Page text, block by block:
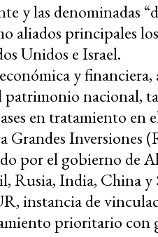
y las denominadas
aliados principales
Unidos e Israel.
y financiera,
patrimonio nacional,
en tratamiento en
Grandes Inversiones
por el gobierno de
Rusia, India, China y
instancia de
prioritario con